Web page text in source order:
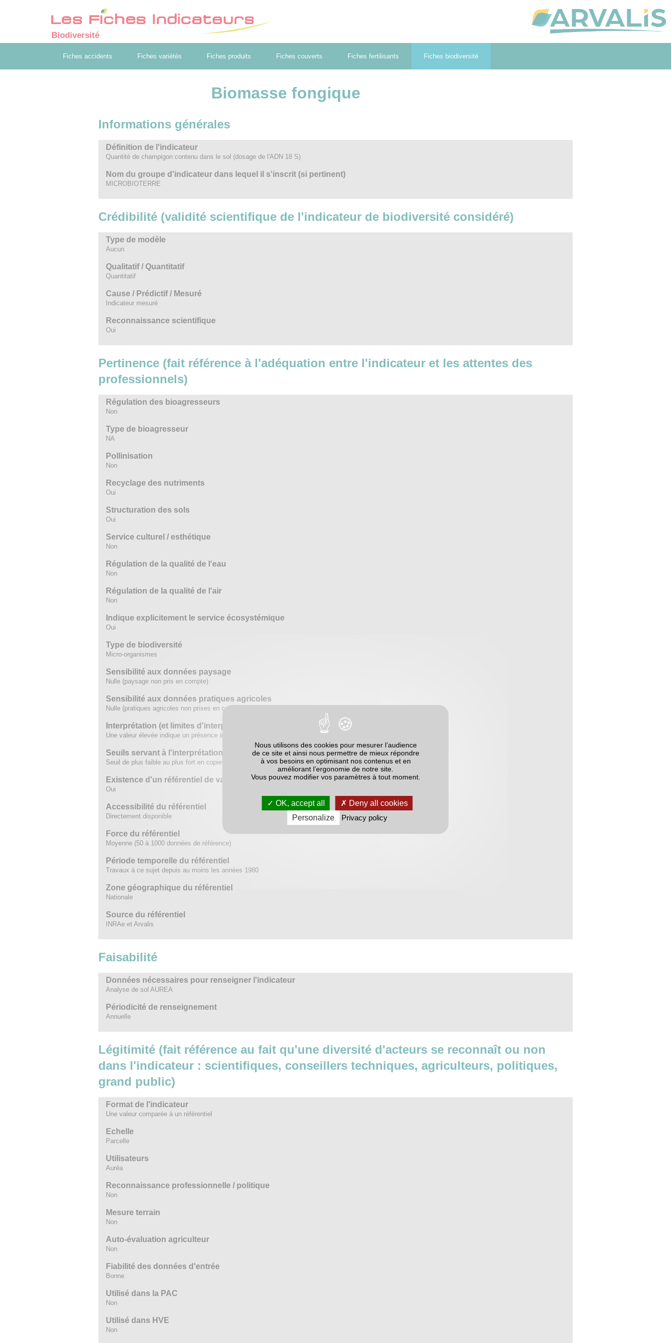
Biodiversité
Fiches accidents Fiches variétés Fiches produits Fiches couverts Fiches fertilisants Fiches biodiversité
Biomasse fongique
Informations générales
Définition de l'indicateur
Quantité de champigon contenu dans le sol (dosage de l'ADN 18 S)
Nom du groupe d'indicateur dans lequel il s'inscrit (si pertinent)
MICROBIOTERRE
Crédibilité (validité scientifique de l'indicateur de biodiversité considéré)
Type de modèle
Aucun
Qualitatif / Quantitatif
Quantitatif
Cause / Prédictif / Mesuré
Indicateur mesuré
Reconnaissance scientifique
Oui
Pertinence (fait référence à l'adéquation entre l'indicateur et les attentes des
professionnels)
Régulation des bioagresseurs
Non
Type de bioagresseur
NA
Pollinisation
Non
Recyclage des nutriments
Oui
Structuration des sols
Oui
Service culturel / esthétique
Non
Régulation de la qualité de l'eau
Non
Régulation de la qualité de l'air
Non
Indique explicitement le service écosystémique
Oui
Type de biodiversité
Micro-organismes
Sensibilité aux données paysage
Nulle (paysage non pris en compte)
Sensibilité aux données pratiques agricoles
Nulle (pratiques agricoles non prises en compte)
Interprétation (et limites d'interprétation)
Une valeur élevée indique un présence importante de microorganismes donc a priori serait favorable à la biodiversité
Seuils servant à l'interprétation de l'indicateur
Seuil de plus faible au plus fort en copies/g de sol sec 1,8E+5; 7,5 E+11;1,6E+12;2,3E+12;7,9E +12
Existence d'un référentiel de valeurs
Oui
Accessibilité du référentiel
Directement disponible
Force du référentiel
Moyenne (50 à 1000 données de référence)
Période temporelle du référentiel
Travaux à ce sujet depuis au moins les années 1980
Zone géographique du référentiel
Nationale
Source du référentiel
INRAe et Arvalis
Faisabilité
Données nécessaires pour renseigner l'indicateur
Analyse de sol AUREA
Périodicité de renseignement
Annuelle
Légitimité (fait référence au fait qu'une diversité d'acteurs se reconnaît ou non
dans l'indicateur : scientifiques, conseillers techniques, agriculteurs, politiques,
grand public)
Format de l'indicateur
Une valeur comparée à un référentiel
Echelle
Parcelle
Utilisateurs
Auréa
Reconnaissance professionnelle / politique
Non
Mesure terrain
Non
Auto-évaluation agriculteur
Non
Fiabilité des données d'entrée
Bonne
Utilisé dans la PAC
Non
Utilisé dans HVE
Non
Nous utilisons des cookies pour mesurer l’audience
de ce site et ainsi nous permettre de mieux répondre
à vos besoins en optimisant nos contenus et en
améliorant l’ergonomie de notre site.
Vous pouvez modifier vos paramètres à tout moment.
OK, accept all
Deny all cookies
Personalize
Privacy policy